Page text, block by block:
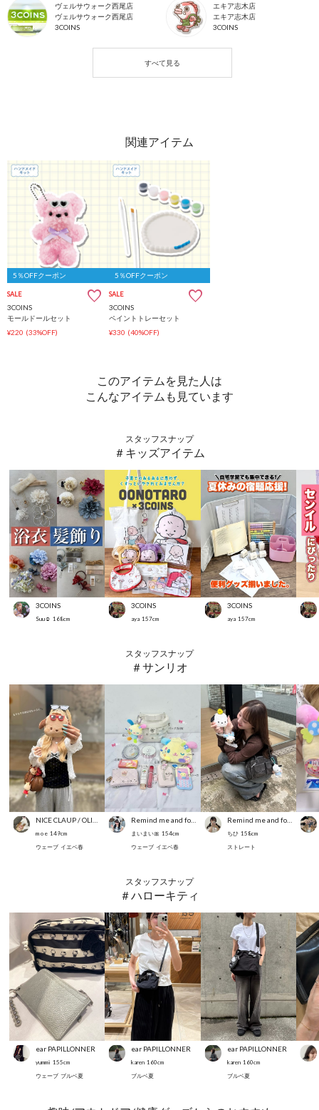
ヴェルサウォーク西尾店
ヴェルサウォーク西尾店
3COINS
エキア志木店
エキア志木店
3COINS
5％OFFクーポン
SALE
3COINS
モールドールセット
¥220 (33%OFF)
5％OFFクーポン
SALE
3COINS
ペイントトレーセット
¥330 (40%OFF)
このアイテムを見た人は
こんなアイテムも見ています
スタッフスナップ
＃キッズアイテム
3COINS
Suu☺︎ 168cm
3COINS
aya 157cm
3COINS
aya 157cm
スタッフスナップ
＃サンリオ
m o e 149cm
ウェーブ イエベ春
まいまい🎀 154cm
ウェーブ イエベ春
Remind me and forever
ちひ 158cm
ストレート
スタッフスナップ
＃ハローキティ
ear PAPILLONNER
yummi 155cm
ウェーブ ブルベ夏
ear PAPILLONNER
karen 160cm
ブルベ夏
ear PAPILLONNER
karen 160cm
ブルベ夏